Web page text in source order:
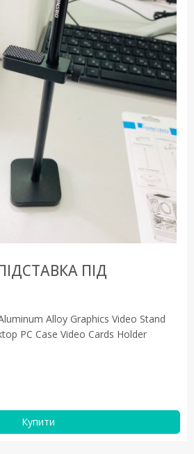
ПІД
Alloy Graphics Video Stand
PC Case Video Cards Holder
Купити